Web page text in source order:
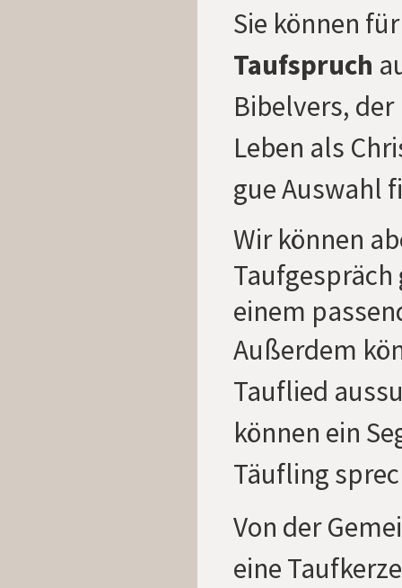
Sie können
Taufspruch
Bibelvers,
Leben als
gue Auswahl
Wir können
einem
Außerdem
Tauflied
können ein
Täufling
Von der
eine